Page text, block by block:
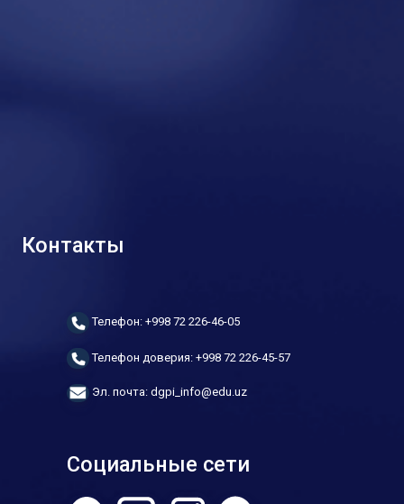
Контакты
Телефон: +998 72 226-46-05
Телефон доверия: +998 72 226-45-57
Эл. почта: dgpi_info@edu.uz
Социальные сети